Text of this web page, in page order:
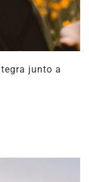
junto a